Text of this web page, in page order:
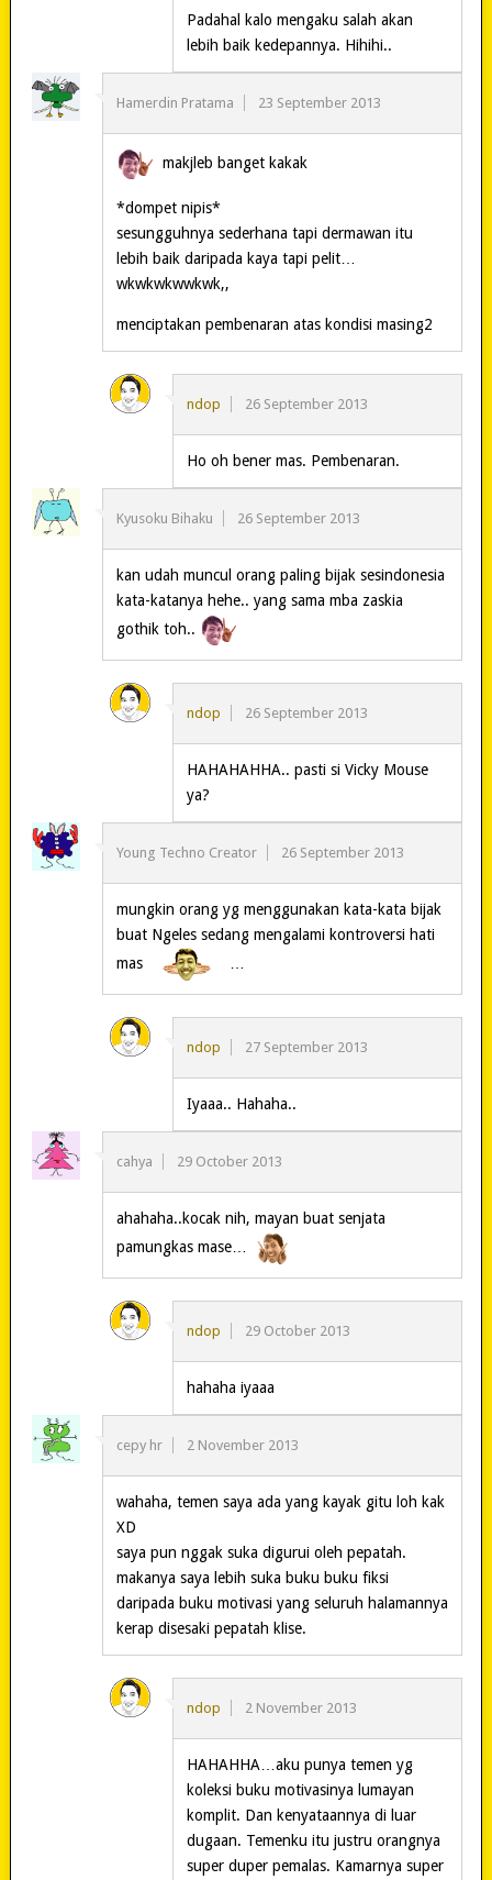
Padahal kalo mengaku salah akan
lebih baik kedepannya. Hihihi..
Hamerdin Pratama 23 September 2013
makjleb banget kakak
*dompet nipis*
sesungguhnya sederhana tapi dermawan itu
lebih baik daripada kaya tapi pelit…
wkwkwkwwkwk,,
menciptakan pembenaran atas kondisi masing2
ndop 26 September 2013
Ho oh bener mas. Pembenaran.
Kyusoku Bihaku 26 September 2013
kan udah muncul orang paling bijak sesindonesia
kata-katanya hehe.. yang sama mba zaskia
gothik toh..
ndop 26 September 2013
HAHAHAHHA.. pasti si Vicky Mouse
ya?
Young Techno Creator 26 September 2013
mungkin orang yg menggunakan kata-kata bijak
buat Ngeles sedang mengalami kontroversi hati
mas
ndop 27 September 2013
Iyaaa.. Hahaha..
cahya 29 October 2013
ahahaha..kocak nih, mayan buat senjata
pamungkas mase…
ndop 29 October 2013
hahaha iyaaa
cepy hr 2 November 2013
wahaha, temen saya ada yang kayak gitu loh kak
XD
saya pun nggak suka digurui oleh pepatah.
makanya saya lebih suka buku buku fiksi
daripada buku motivasi yang seluruh halamannya
kerap disesaki pepatah klise.
ndop 2 November 2013
HAHAHHA…aku punya temen yg
koleksi buku motivasinya lumayan
komplit. Dan kenyataannya di luar
dugaan. Temenku itu justru orangnya
super duper pemalas. Kamarnya super